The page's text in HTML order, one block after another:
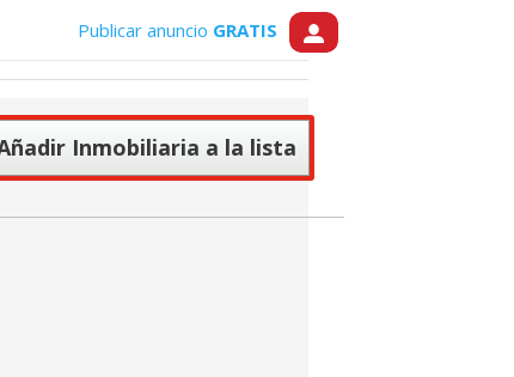
Publicar anuncio GRATIS
Inmobiliaria a la lista